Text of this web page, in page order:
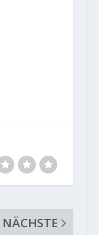
NÄCHSTE